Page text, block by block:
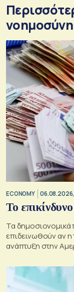
νοημοσύνη
ECONOMY
Το
Τα δημοσιονομικά
επιδεινωθούν αν
ανάπτυξη στην